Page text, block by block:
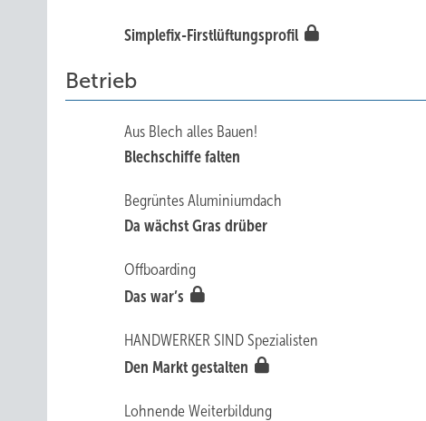
Simplefix-Firstlüftungsprofil
Betrieb
Aus Blech alles Bauen!
Blechschiffe falten
Begrüntes Aluminiumdach
Da wächst Gras drüber
Offboarding
Das war’s
HANDWERKER SIND Spezialisten
Den Markt gestalten
Lohnende Weiterbildung